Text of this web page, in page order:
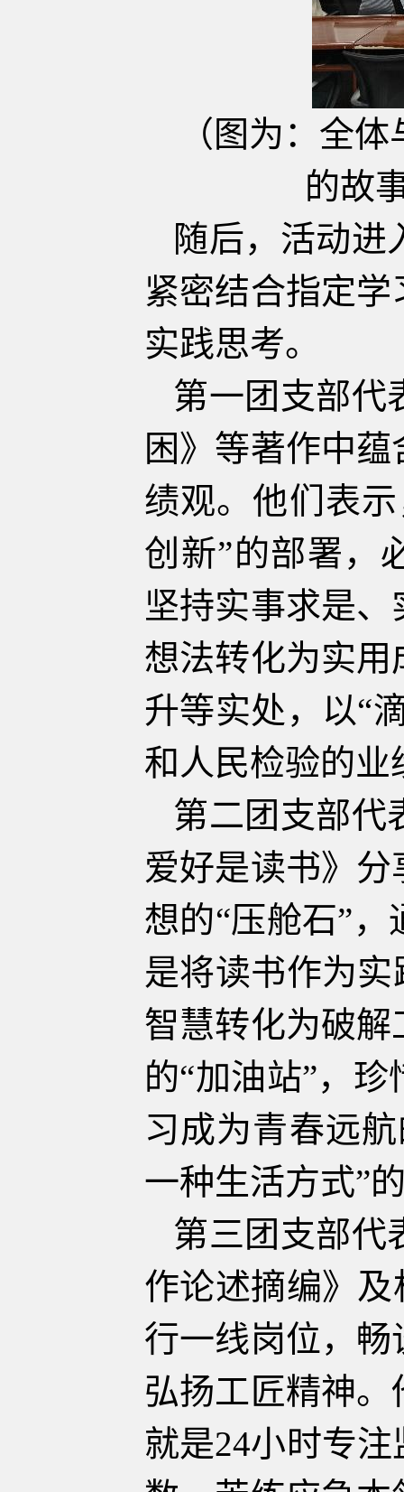
（图为：全
的故
随后，活动进
紧密结合指定
实践思考。
第一团支部代
困》等著作中
绩观。他们表
创新”的部署，
坚持实事求是
想法转化为实
升等实处，以“
和人民检验的业
第二团支部代
爱好是读书》
想的“压舱石”
是将读书作为
智慧转化为破
的“加油站”，
习成为青春远
一种生活方式”
第三团支部代
作论述摘编》
行一线岗位，
弘扬工匠精神
就是24小时专